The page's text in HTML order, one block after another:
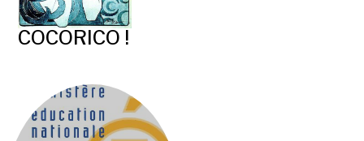
COCORICO !